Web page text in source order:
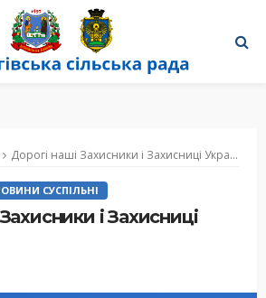
Дорогі наші Захисники і Захисниці України!
СУСПІЛЬНІ
і Захисниці